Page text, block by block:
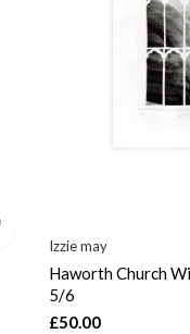
Izzie may
Haworth Church
5/6
£50.00